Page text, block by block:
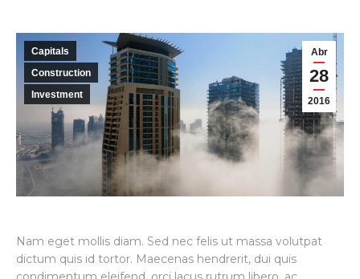
Abr
28
2016
Capitals
Construction
Investment
Nam eget mollis diam. Sed nec felis ut massa volutpat
dictum quis id tortor. Maecenas hendrerit, dui quis